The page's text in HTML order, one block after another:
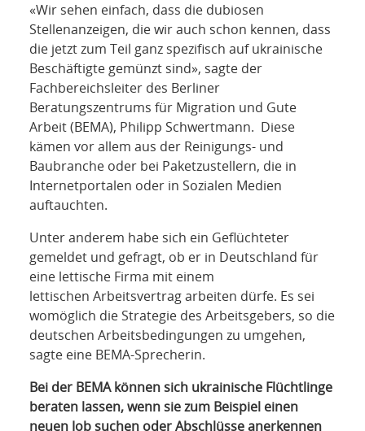
«Wir sehen einfach, dass die dubiosen
Stellenanzeigen, die wir auch schon kennen, dass
die jetzt zum Teil ganz spezifisch auf ukrainische
Beschäftigte gemünzt sind», sagte der
Fachbereichsleiter des Berliner
Beratungszentrums für Migration und Gute
Arbeit (BEMA), Philipp Schwertmann. Diese
kämen vor allem aus der Reinigungs- und
Baubranche oder bei Paketzustellern, die in
Internetportalen oder in Sozialen Medien
auftauchten.
Unter anderem habe sich ein Geflüchteter
gemeldet und gefragt, ob er in Deutschland für
eine lettische Firma mit einem
lettischen Arbeitsvertrag arbeiten dürfe. Es sei
womöglich die Strategie des Arbeitsgebers, so die
deutschen Arbeitsbedingungen zu umgehen,
sagte eine BEMA-Sprecherin.
Bei der BEMA können sich ukrainische Flüchtlinge
beraten lassen, wenn sie zum Beispiel einen
neuen Job suchen oder Abschlüsse anerkennen